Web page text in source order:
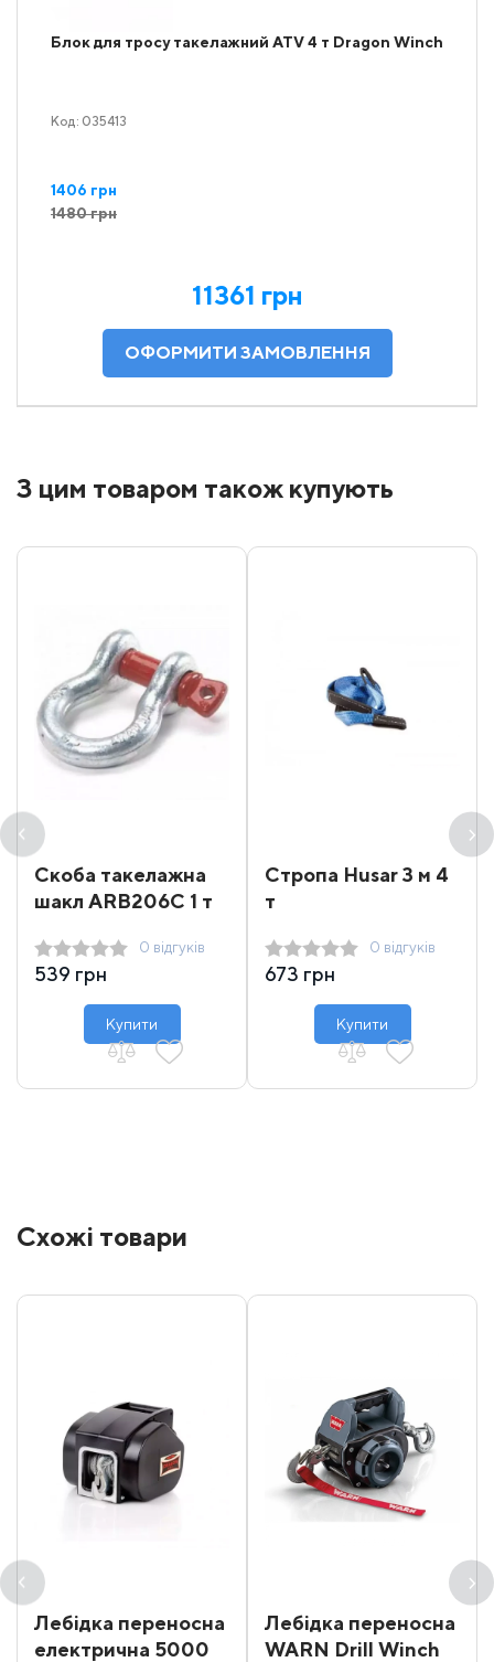
Блок для тросу такелажний ATV 4 т Dragon Winch
Код: 035413
1406 грн
1480 грн
11361 грн
З цим товаром також купують
Скоба такелажна
шакл ARB206C 1 т
0 відгуків
539 грн
Купити
Стропа Husar 3 м 4
т
0 відгуків
673 грн
Купити
Схожі товари
Лебідка переносна
електрична 5000
Лебідка переносна
WARN Drill Winch